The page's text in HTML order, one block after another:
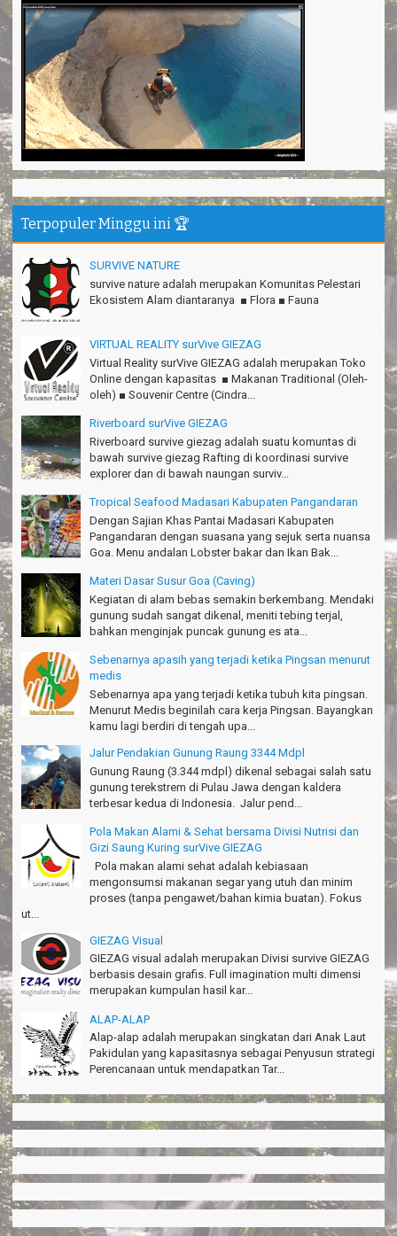
Terpopuler Minggu ini 🏆
SURVIVE NATURE
survive nature adalah merupakan Komunitas Pelestari
Ekosistem Alam diantaranya ■ Flora ■ Fauna
VIRTUAL REALITY surVive GIEZAG
Virtual Reality surVive GIEZAG adalah merupakan Toko
Online dengan kapasitas ■ Makanan Traditional (Oleh-
oleh) ■ Souvenir Centre (Cindra...
Riverboard surVive GIEZAG
Riverboard survive giezag adalah suatu komuntas di
bawah survive giezag Rafting di koordinasi survive
explorer dan di bawah naungan surviv...
Tropical Seafood Madasari Kabupaten Pangandaran
Dengan Sajian Khas Pantai Madasari Kabupaten
Pangandaran dengan suasana yang sejuk serta nuansa
Goa. Menu andalan Lobster bakar dan Ikan Bak...
Materi Dasar Susur Goa (Caving)
Kegiatan di alam bebas semakin berkembang. Mendaki
gunung sudah sangat dikenal, meniti tebing terjal,
bahkan menginjak puncak gunung es ata...
Sebenarnya apasih yang terjadi ketika Pingsan menurut
medis
Sebenarnya apa yang terjadi ketika tubuh kita pingsan.
Menurut Medis beginilah cara kerja Pingsan. Bayangkan
kamu lagi berdiri di tengah upa...
Jalur Pendakian Gunung Raung 3344 Mdpl
Gunung Raung (3.344 mdpl) dikenal sebagai salah satu
gunung terekstrem di Pulau Jawa dengan kaldera
terbesar kedua di Indonesia. Jalur pend...
Pola Makan Alami & Sehat bersama Divisi Nutrisi dan
Gizi Saung Kuring surVive GIEZAG
Pola makan alami sehat adalah kebiasaan
mengonsumsi makanan segar yang utuh dan minim
proses (tanpa pengawet/bahan kimia buatan). Fokus
ut...
GIEZAG Visual
GIEZAG visual adalah merupakan Divisi survive GIEZAG
berbasis desain grafis. Full imagination multi dimensi
merupakan kumpulan hasil kar...
ALAP-ALAP
Alap-alap adalah merupakan singkatan dari Anak Laut
Pakidulan yang kapasitasnya sebagai Penyusun strategi
Perencanaan untuk mendapatkan Tar...